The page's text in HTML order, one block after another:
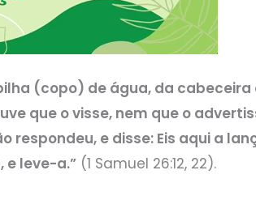
(copo) de água, da cabeceira
que o visse, nem que o
respondeu, e disse: Eis aqui a
e leve-a.” (1 Samuel 26:12, 22).